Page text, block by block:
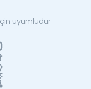
uyumludur